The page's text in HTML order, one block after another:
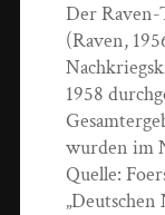
Der
(Raven,
1958
wurden im
Quelle: